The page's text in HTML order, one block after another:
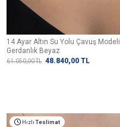
14 Ayar Altın Su Yolu Çavuş Modeli
Gerdanlık Beyaz
61.050,00TL 48.840,00 TL
Hızlı Teslimat